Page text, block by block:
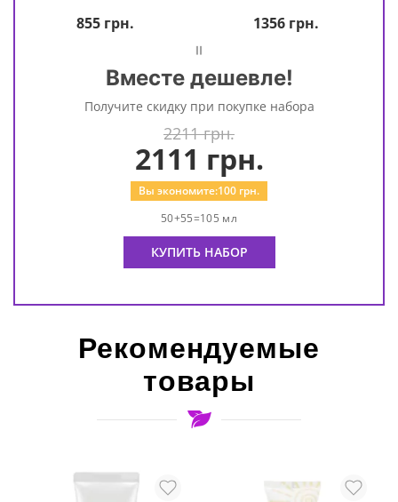
855грн. 1356 грн.
Вместе дешевле!
Получите скидку при покупке набора
2211 грн.
2111 грн.
Вы экономите:100 грн.
50+55=105 мл
КУПИТЬ НАБОР
Рекомендуемые
товары